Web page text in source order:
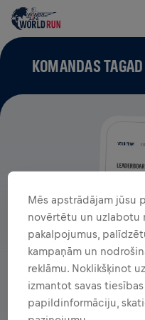
KOMANDAS
Mēs apstrādājam jūsu
novērtētu un uzlabotu
pakalpojumus,
kampaņām un
reklāmu. Noklikšķinot
izmantot savas
papildinformāciju,